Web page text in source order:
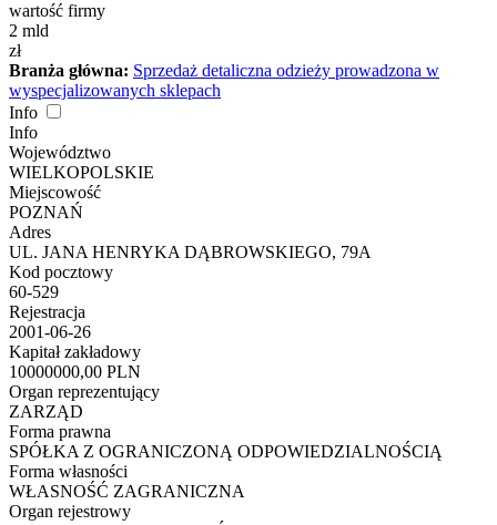
wartość firmy
2 mld
zł
Branża główna: Sprzedaż detaliczna odzieży prowadzona w
wyspecjalizowanych sklepach
Info
Info
Województwo
WIELKOPOLSKIE
Miejscowość
POZNAŃ
Adres
UL. JANA HENRYKA DĄBROWSKIEGO, 79A
Kod pocztowy
60-529
Rejestracja
2001-06-26
Kapitał zakładowy
10000000,00 PLN
Organ reprezentujący
ZARZĄD
Forma prawna
SPÓŁKA Z OGRANICZONĄ ODPOWIEDZIALNOŚCIĄ
Forma własności
WŁASNOŚĆ ZAGRANICZNA
Organ rejestrowy